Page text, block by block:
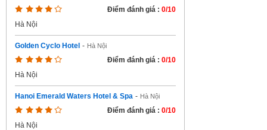
Điểm đánh giá : 0/10
Hà Nội
Golden Cyclo Hotel - Hà Nội
Điểm đánh giá : 0/10
Hà Nội
Hanoi Emerald Waters Hotel & Spa - Hà Nội
Điểm đánh giá : 0/10
Hà Nội